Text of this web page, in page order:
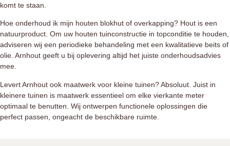
komt te staan.
Hoe onderhoud ik mijn houten blokhut of overkapping? Hout is een
natuurproduct. Om uw houten tuinconstructie in topconditie te houden,
adviseren wij een periodieke behandeling met een kwalitatieve beits of
olie. Arnhout geeft u bij oplevering altijd het juiste onderhoudsadvies
mee.
Levert Arnhout ook maatwerk voor kleine tuinen?Absoluut. Juist in
kleinere tuinen is maatwerk essentieel om elke vierkante meter
optimaal te benutten. Wij ontwerpen functionele oplossingen die
perfect passen, ongeacht de beschikbare ruimte.